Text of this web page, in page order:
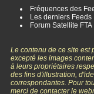
Fréquences des
Les derniers Feeds
Forum Satellite FTA
Le contenu de ce site est
excepté les images
à leurs propriétaires
des fins d'illustration,
correspondantes. Pour
merci de contacter le